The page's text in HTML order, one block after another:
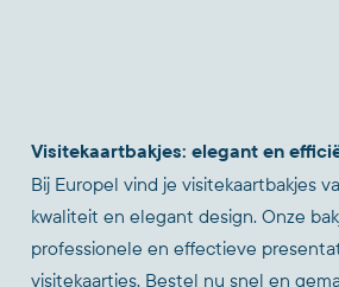
Visitekaartbakjes: elegant en
Bij Europel vind je visitekaartbakjes
kwaliteit en elegant design. Onze
professionele en effectieve
visitekaartjes. Bestel nu snel en